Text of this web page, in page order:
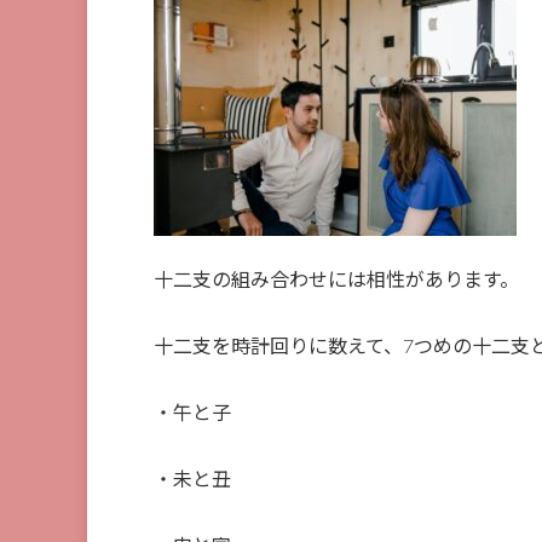
十二支の組み合わせには相性があります。
十二支を時計回りに数えて、7つめの十二支
・午と子
・未と丑